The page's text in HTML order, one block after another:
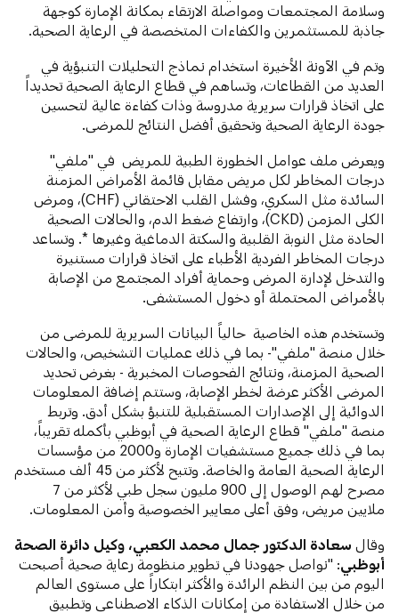
وسلامة المجتمعات ومواصلة الارتقاء بمكانة الإمارة كوجهة
جاذبة للمستثمرين والكفاءات المتخصصة في الرعاية الصحية.
وتم في الآونة الأخيرة استخدام نماذج التحليلات التنبؤية في
العديد من القطاعات، وتساهم في قطاع الرعاية الصحية تحديداً
على اتخاذ قرارات سريرية مدروسة وذات كفاءة عالية لتحسين
جودة الرعاية الصحية وتحقيق أفضل النتائج للمرضى.
ويعرض ملف عوامل الخطورة الطبية للمريض في "ملفي"
درجات المخاطر لكل مريض مقابل قائمة الأمراض المزمنة
السائدة مثل السكري، وفشل القلب الاحتقاني (CHF)، ومرض
الكلى المزمن (CKD)، وارتفاع ضغط الدم، والحالات الصحية
الحادة مثل النوبة القلبية والسكتة الدماغية وغيرها *. وتساعد
درجات المخاطر الفردية الأطباء على اتخاذ قرارات مستنيرة
والتدخل لإدارة المرض وحماية أفراد المجتمع من الإصابة
بالأمراض المحتملة أو دخول المستشفى.
وتستخدم هذه الخاصية حالياً البيانات السريرية للمرضى من
خلال منصة "ملفي"- بما في ذلك عمليات التشخيص، والحالات
الصحية المزمنة، ونتائج الفحوصات المخبرية - بغرض تحديد
المرضى الأكثر عرضة لخطر الإصابة، وستتم إضافة المعلومات
الدوائية إلى الإصدارات المستقبلية للتنبؤ بشكل أدق. وتربط
منصة "ملفي" قطاع الرعاية الصحية في أبوظبي بأكمله تقريباً،
بما في ذلك جميع مستشفيات الإمارة و2000 من مؤسسات
الرعاية الصحية العامة والخاصة. وتتيح لأكثر من 45 ألف مستخدم
مصرح لهم الوصول إلى 900 مليون سجل طبي لأكثر من 7
ملايين مريض، وفق أعلى معايير الخصوصية وأمن المعلومات.
وقال سعادة الدكتور جمال محمد الكعبي، وكيل دائرة الصحة
أبوظبي : "نواصل جهودنا في تطوير منظومة رعاية صحية أصبحت
اليوم من بين النظم الرائدة والأكثر ابتكاراً على مستوى العالم
من خلال الاستفادة من إمكانات الذكاء الاصطناعي وتطبيق